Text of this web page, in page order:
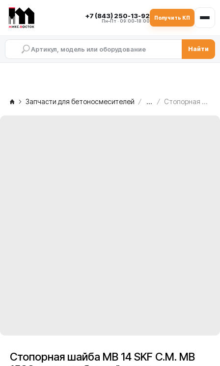
+7 (843) 250-13-92
Пн–Пт · 09:00–18:00
Получить КП
Найти
Запчасти для бетоносмесителей ... Стопорная шайба MB 14 SKF C.M. MB 1500 — со свободной стороны
Стопорная шайба MB 14 SKF C.M. MB